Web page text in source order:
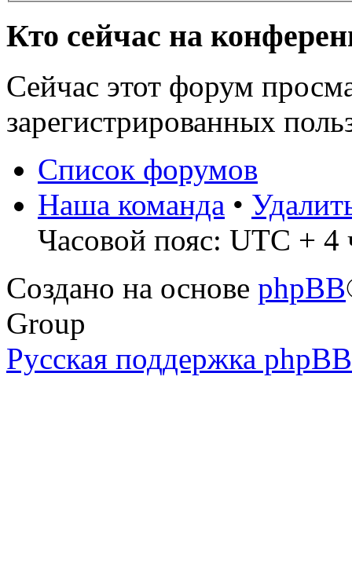
Кто сейчас на
Сейчас этот форум
зарегистрированных
Список форумов
Наша команда •
Часовой пояс: UTC + 4
Создано на основе phpBB
Group
Русская поддержка phpBB